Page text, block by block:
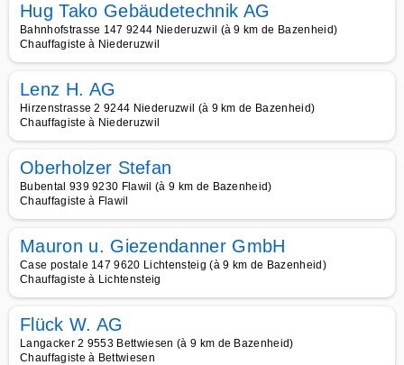
Hug Tako Gebäudetechnik AG
Bahnhofstrasse 147 9244 Niederuzwil (à 9 km de Bazenheid)
Chauffagiste à Niederuzwil
Lenz H. AG
Hirzenstrasse 2 9244 Niederuzwil (à 9 km de Bazenheid)
Chauffagiste à Niederuzwil
Oberholzer Stefan
Bubental 939 9230 Flawil (à 9 km de Bazenheid)
Chauffagiste à Flawil
Mauron u. Giezendanner GmbH
Case postale 147 9620 Lichtensteig (à 9 km de Bazenheid)
Chauffagiste à Lichtensteig
Flück W. AG
Langacker 2 9553 Bettwiesen (à 9 km de Bazenheid)
Chauffagiste à Bettwiesen